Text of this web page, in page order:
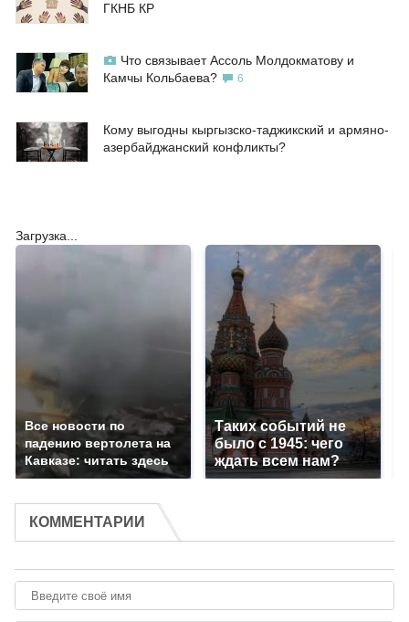
ГКНБ КР
Что связывает Ассоль Молдокматову и
Камчы Кольбаева?
6
Кому выгодны кыргызско-таджикский и армяно-
азербайджанский конфликты?
Загрузка...
Все новости по
падению вертолета на
Кавказе: читать здесь
Таких событий не
было с 1945: чего
ждать всем нам?
КОММЕНТАРИИ